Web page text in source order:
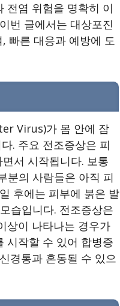
전염 위험을 명확히 이
번 글에서는 대상포진
빠른 대응과 예방에 도
Virus)가 몸 안에 잠
. 주요 전조증상은 피
서 시작됩니다. 보통
분의 사람들은 아직 피
후에는 피부에 붉은 발
습입니다. 전조증상은
상이 나타나는 경우가
시작할 수 있어 합병증
경통과 혼동될 수 있으